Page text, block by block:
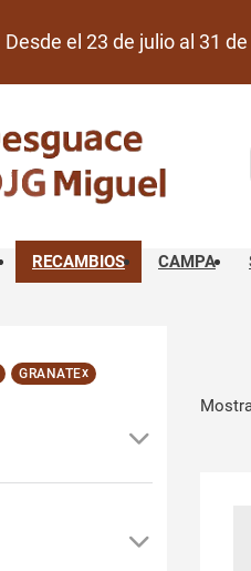
Desde el 23 de julio al 31
RECAMBIOS CAMPA
GRANATEx